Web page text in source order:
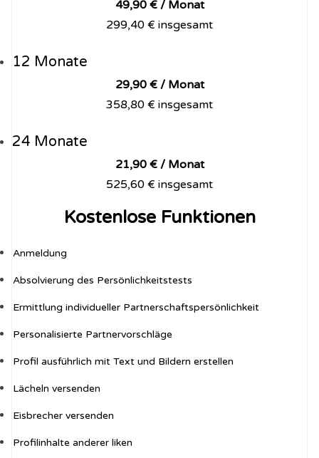
49,90 € / Monat
299,40 € insgesamt
12 Monate
29,90 € / Monat
358,80 € insgesamt
24 Monate
21,90 € / Monat
525,60 € insgesamt
Kostenlose Funktionen
Anmeldung
Absolvierung des Persönlichkeitstests
Ermittlung individueller Partnerschaftspersönlichkeit
Personalisierte Partnervorschläge
Profil ausführlich mit Text und Bildern erstellen
Lächeln versenden
Eisbrecher versenden
Profilinhalte anderer liken